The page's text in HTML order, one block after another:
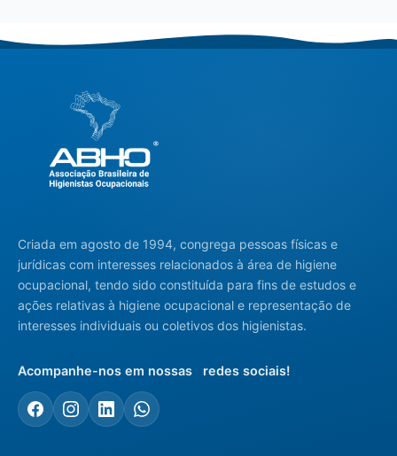
Criada em agosto de 1994, congrega pessoas físicas e
jurídicas com interesses relacionados à área de higiene
ocupacional, tendo sido constituída para fins de estudos e
ações relativas à higiene ocupacional e representação de
interesses individuais ou coletivos dos higienistas.
Acompanhe-nos em nossas redes sociais!